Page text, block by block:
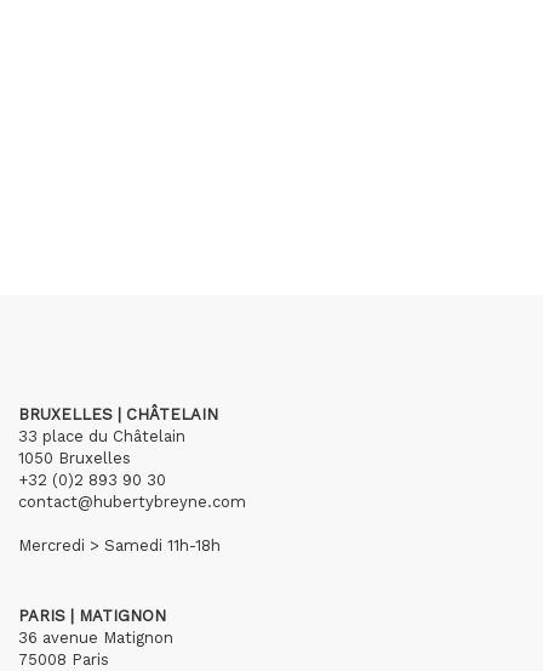
BRUXELLES | CHÂTELAIN
33 place du Châtelain
1050 Bruxelles
+32 (0)2 893 90 30
contact@hubertybreyne.com
Mercredi > Samedi 11h-18h
PARIS | MATIGNON
36 avenue Matignon
75008 Paris